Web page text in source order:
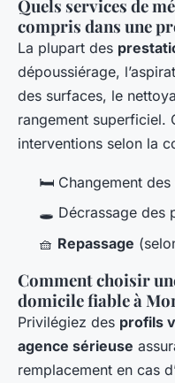
Quels services de
compris dans une
La plupart des
dépoussiérage,
des surfaces, le
rangement superficiel.
interventions selon la
🛏️ Changement des
🕳️ Décrassage des
🧺 Repassage
Comment choisir
domicile fiable à
Privilégiez des profils
agence sérieuse
remplacement en cas